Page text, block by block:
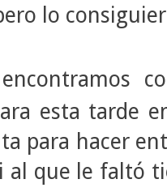
lo
esta tarde
para hacer
al que le faltó